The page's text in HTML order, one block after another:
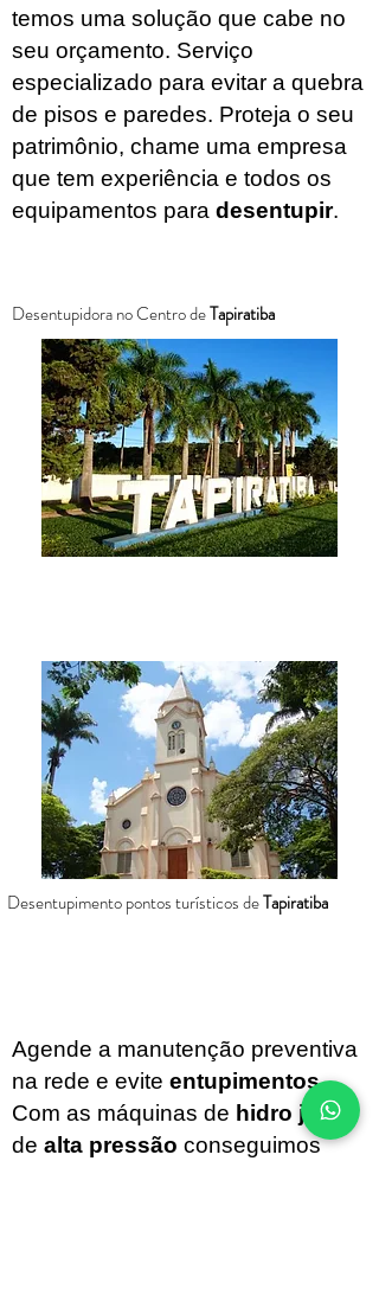
temos uma solução que cabe no
seu orçamento. Serviço
especializado para evitar a quebra
de pisos e paredes. Proteja o seu
patrimônio, chame uma empresa
que tem experiência e todos os
equipamentos para desentupir.
Desentupidora no Centro deTapiratiba
Desentupimento pontos turísticos deTapiratiba
Agende a manutenção preventiva
na rede e evite entupimentos.
Com as máquinas de hidro jato
de alta pressão conseguimos